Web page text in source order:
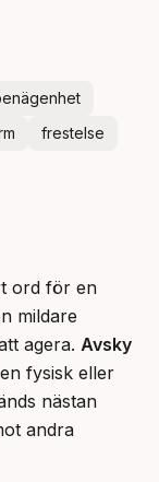
frestelse
ord för en
mildare
agera. Avsky
fysisk eller
nästan
andra